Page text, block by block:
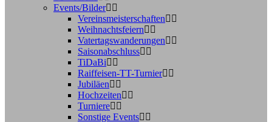
Events/Bilder
Vereinsmeisterschaften
Weihnachtsfeiern
Vatertagswanderungen
Saisonabschluss
TiDaBi
Raiffeisen-TT-Turnier
Jubiläen
Hochzeiten
Turniere
Sonstige Events